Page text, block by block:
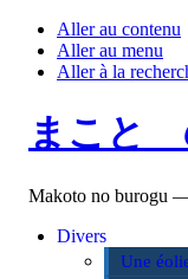
Aller au contenu
Aller au menu
Aller à la
まこと
Makoto no burogu
Divers
Une